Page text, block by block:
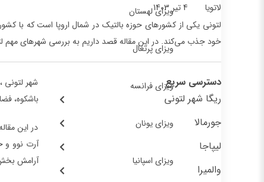
ویزای لهستان
ویزای پرتغال
ویزای فرانسه
ویزای یونان
ویزای اسپانیا
لاتویا 4 تیر 1403
لتونی یکی از کشورهای حوزه بالتیک در شمال اروپا است که با
خود جذب می‌کند. در این مقاله قصد داریم به بررسی شهرهای مهم
دسترسی سریع
ریگا شهر لتونی
جورمالا
لیپاجا
والمیرا
شهر
باشکوه،
در این
آرت نوو و
آرامش